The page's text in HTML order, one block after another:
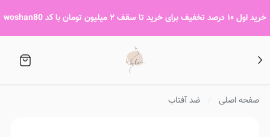
خرید اول ۱۰ درصد تخفیف برای خرید تا سقف ۲ میلیون تومان با کد woshan80
صفحه اصلی ضد آفتاب